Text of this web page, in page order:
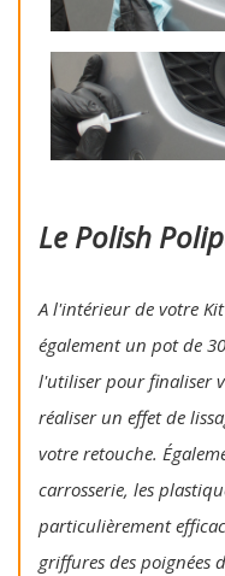
Le Polish
A l'intérieur de votre
également un pot de
l'utiliser pour finaliser
réaliser un effet de
votre retouche.
carrosserie, les
particulièrement
griffures des poignées